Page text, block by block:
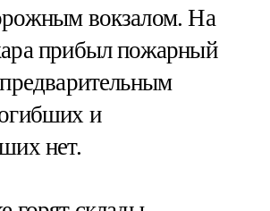
вокзалом. На
прибыл пожарный
и
нет.